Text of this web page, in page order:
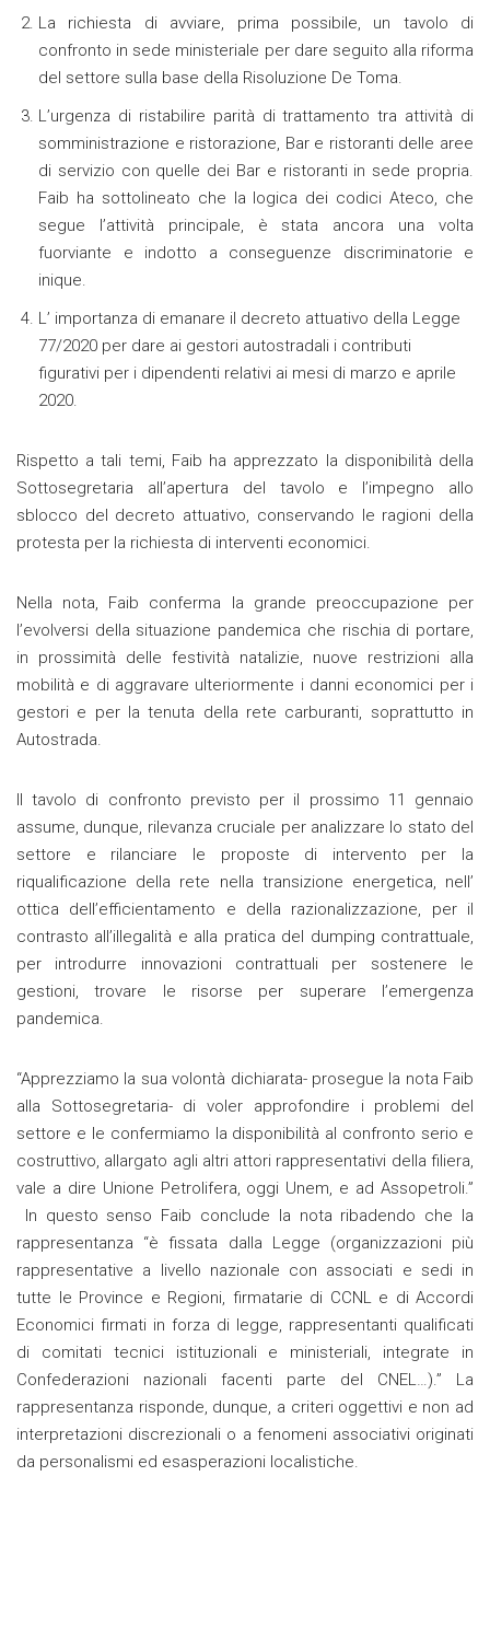
La richiesta di avviare, prima possibile, un tavolo di
confronto in sede ministeriale per dare seguito alla riforma
del settore sulla base della Risoluzione De Toma.
L’urgenza di ristabilire parità di trattamento tra attività di
somministrazione e ristorazione, Bar e ristoranti delle aree
di servizio con quelle dei Bar e ristoranti in sede propria.
Faib ha sottolineato che la logica dei codici Ateco, che
segue l’attività principale, è stata ancora una volta
fuorviante e indotto a conseguenze discriminatorie e
inique.
L’ importanza di emanare il decreto attuativo della Legge
77/2020 per dare ai gestori autostradali i contributi
figurativi per i dipendenti relativi ai mesi di marzo e aprile
2020.
Rispetto a tali temi, Faib ha apprezzato la disponibilità della
Sottosegretaria all’apertura del tavolo e l’impegno allo
sblocco del decreto attuativo, conservando le ragioni della
protesta per la richiesta di interventi economici.
Nella nota, Faib conferma la grande preoccupazione per
l’evolversi della situazione pandemica che rischia di portare,
in prossimità delle festività natalizie, nuove restrizioni alla
mobilità e di aggravare ulteriormente i danni economici per i
gestori e per la tenuta della rete carburanti, soprattutto in
Autostrada.
Il tavolo di confronto previsto per il prossimo 11 gennaio
assume, dunque, rilevanza cruciale per analizzare lo stato del
settore e rilanciare le proposte di intervento per la
riqualificazione della rete nella transizione energetica, nell’
ottica dell’efficientamento e della razionalizzazione, per il
contrasto all’illegalità e alla pratica del dumping contrattuale,
per introdurre innovazioni contrattuali per sostenere le
gestioni, trovare le risorse per superare l’emergenza
pandemica.
“Apprezziamo la sua volontà dichiarata- prosegue la nota Faib
alla Sottosegretaria- di voler approfondire i problemi del
settore e le confermiamo la disponibilità al confronto serio e
costruttivo, allargato agli altri attori rappresentativi della filiera,
vale a dire Unione Petrolifera, oggi Unem, e ad Assopetroli.”
In questo senso Faib conclude la nota ribadendo che la
rappresentanza “è fissata dalla Legge (organizzazioni più
rappresentative a livello nazionale con associati e sedi in
tutte le Province e Regioni, firmatarie di CCNL e di Accordi
Economici firmati in forza di legge, rappresentanti qualificati
di comitati tecnici istituzionali e ministeriali, integrate in
Confederazioni nazionali facenti parte del CNEL…).” La
rappresentanza risponde, dunque, a criteri oggettivi e non ad
interpretazioni discrezionali o a fenomeni associativi originati
da personalismi ed esasperazioni localistiche.